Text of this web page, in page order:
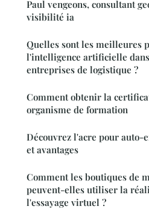
Paul vengeons, consultant
visibilité ia
Quelles sont les meilleures
l'intelligence artificielle
entreprises de logistique ?
Comment obtenir la
organisme de formation
Découvrez l'acre pour
et avantages
Comment les boutiques de
peuvent-elles utiliser la
l'essayage virtuel ?